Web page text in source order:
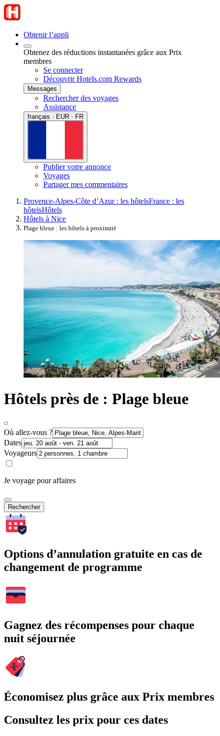
Obtenir l’appli
Obtenez des réductions instantanées grâce aux Prix
membres
Se connecter
Découvrir Hotels.com Rewards
Messages
Rechercher des voyages
Assistance
français · EUR · FR
Publier votre annonce
Voyages
Partager mes commentaires
Provence-Alpes-Côte d’Azur : les hôtelsFrance : les
hôtelsHôtels
Hôtels à Nice
Plage bleue : les hôtels à proximité
Hôtels près de : Plage bleue
Où allez-vous ?
Dates
Voyageurs
Je voyage pour affaires
Rechercher
Options d’annulation gratuite en cas de
changement de programme
Gagnez des récompenses pour chaque
nuit séjournée
Économisez plus grâce aux Prix membres
Consultez les prix pour ces dates